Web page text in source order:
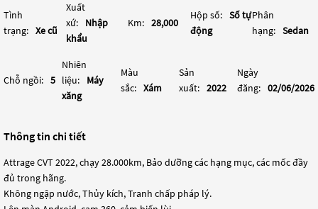
Tình
trạng: Xe cũ
Xuất
xứ:
Nhập
khẩu
Km: 28,000
Hộp số: Số tự
động
Phân
hạng: Sedan
Chỗ ngồi: 5
Nhiên
liệu:
Máy
xăng
Màu
sắc: Xám
Sản
xuất: 2022
Ngày
đăng: 02/06/2026
Thông tin chi tiết
Attrage CVT 2022, chạy 28.000km, Bảo dưỡng các hạng mục, các mốc đầy
đủ trong hãng.
Không ngập nước, Thủy kích, Tranh chấp pháp lý.